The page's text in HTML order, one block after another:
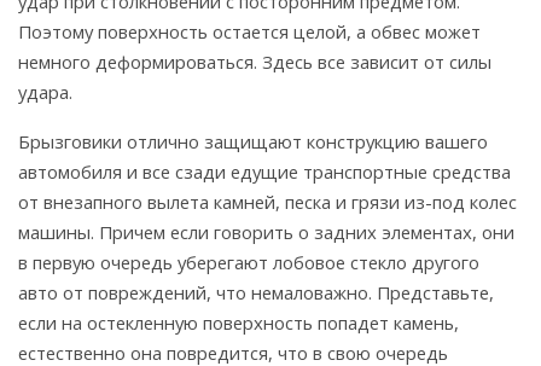
Поэтому поверхность остается целой, а обвес может
немного деформироваться. Здесь все зависит от силы
удара.
Брызговики отлично защищают конструкцию вашего
автомобиля и все сзади едущие транспортные средства
от внезапного вылета камней, песка и грязи из-под колес
машины. Причем если говорить о задних элементах, они
в первую очередь уберегают лобовое стекло другого
авто от повреждений, что немаловажно. Представьте,
если на остекленную поверхность попадет камень,
естественно она повредится, что в свою очередь